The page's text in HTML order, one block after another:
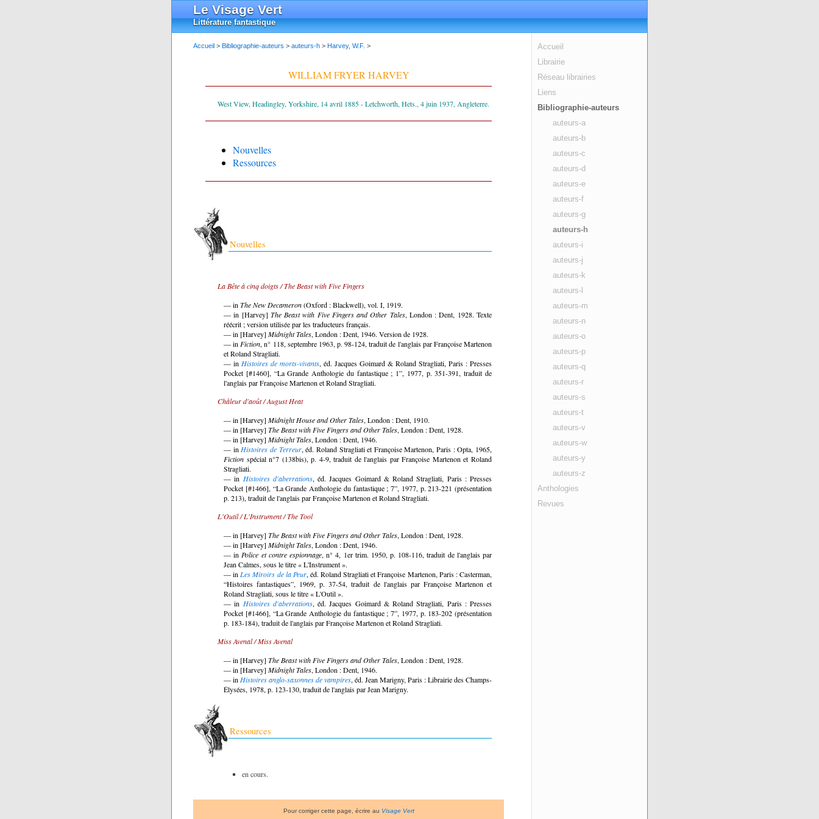
Le Visage Vert
Littérature fantastique
Accueil
Librairie
Réseau librairies
Liens
Bibliographie-auteurs
auteurs-a
auteurs-b
auteurs-c
auteurs-d
auteurs-e
auteurs-f
auteurs-g
auteurs-h
auteurs-i
auteurs-j
auteurs-k
auteurs-l
auteurs-m
auteurs-n
auteurs-o
auteurs-p
auteurs-q
auteurs-r
auteurs-s
auteurs-t
auteurs-v
auteurs-w
auteurs-y
auteurs-z
Anthologies
Revues
Accueil > Bibliographie-auteurs > auteurs-h > Harvey, W.F. >
WILLIAM FRYER HARVEY
West View, Headingley, Yorkshire, 14 avril 1885 - Letchworth, Hets., 4 juin 1937, Angleterre.
Nouvelles
Ressources
Nouvelles
La Bête à cinq doigts / The Beast with Five Fingers
— in The New Decameron(Oxford : Blackwell), vol. I, 1919.
— in [Harvey] The Beast with Five Fingers and Other Tales, London : Dent, 1928. Texte
réécrit ; version utilisée par les traducteurs français.
— in [Harvey] Midnight Tales, London : Dent, 1946. Version de 1928.
— in Fiction, n° 118, septembre 1963, p. 98-124, traduit de l'anglais par Françoise Martenon
et Roland Stragliati.
— in Histoires de morts-vivants, éd. Jacques Goimard & Roland Stragliati, Paris : Presses
Pocket [#1460], “La Grande Anthologie du fantastique ; 1”, 1977, p. 351-391, traduit de
l'anglais par Françoise Martenon et Roland Stragliati.
Châleur d'août / August Heat
— in [Harvey] Midnight House and Other Tales, London : Dent, 1910.
— in [Harvey] The Beast with Five Fingers and Other Tales, London : Dent, 1928.
— in [Harvey] Midnight Tales, London : Dent, 1946.
— in Histoires de Terreur, éd. Roland Stragliati et Françoise Martenon, Paris : Opta, 1965,
Fiction spécial n°7 (138bis), p. 4-9, traduit de l'anglais par Françoise Martenon et Roland
Stragliati.
— in Histoires d'aberrations, éd. Jacques Goimard & Roland Stragliati, Paris : Presses
Pocket [#1466], “La Grande Anthologie du fantastique ; 7”, 1977, p. 213-221 (présentation
p. 213), traduit de l'anglais par Françoise Martenon et Roland Stragliati.
L'Outil / L'Instrument / The Tool
— in [Harvey] The Beast with Five Fingers and Other Tales, London : Dent, 1928.
— in [Harvey] Midnight Tales, London : Dent, 1946.
— in Police et contre espionnage, n° 4, 1er trim. 1950, p. 108-116, traduit de l'anglais par
Jean Calmes, sous le titre « L'Instrument ».
— in Les Miroirs de la Peur, éd. Roland Stragliati et Françoise Martenon, Paris : Casterman,
“Histoires fantastiques”, 1969, p. 37-54, traduit de l'anglais par Françoise Martenon et
Roland Stragliati, sous le titre « L'Outil ».
— in Histoires d'aberrations, éd. Jacques Goimard & Roland Stragliati, Paris : Presses
Pocket [#1466], “La Grande Anthologie du fantastique ; 7”, 1977, p. 183-202 (présentation
p. 183-184), traduit de l'anglais par Françoise Martenon et Roland Stragliati.
Miss Avenal / Miss Avenal
— in [Harvey] The Beast with Five Fingers and Other Tales, London : Dent, 1928.
— in [Harvey] Midnight Tales, London : Dent, 1946.
— in Histoires anglo-saxonnes de vampires, éd. Jean Marigny, Paris : Librairie des Champs-
Élysées, 1978, p. 123-130, traduit de l'anglais par Jean Marigny.
Ressources
en cours.
Pour corriger cette page, écrire au Visage Vert